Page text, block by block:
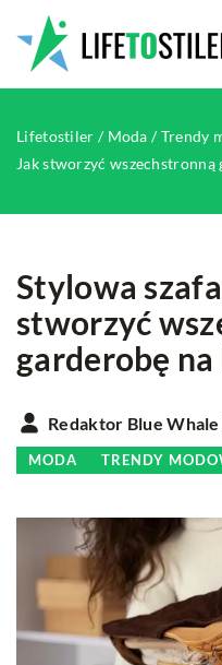
Lifetostiler / Moda /Trendy
Jak stworzyć wszechstronną
Stylowa
stworzyć
garderobę
Redaktor Blue Whale
MODA TRENDY